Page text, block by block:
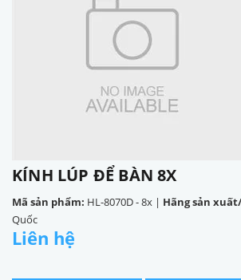
KÍNH LÚP ĐỂ BÀN 8X
Mã sản phẩm: HL-8070D - 8x | Hãng sản
Quốc
Liên hệ